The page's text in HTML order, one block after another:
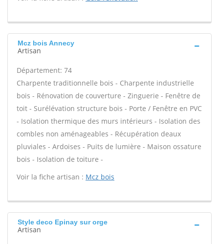
Mcz bois Annecy
Artisan
Département: 74
Charpente traditionnelle bois - Charpente industrielle
bois - Rénovation de couverture - Zinguerie - Fenêtre de
toit - Surélévation structure bois - Porte / Fenêtre en PVC
- Isolation thermique des murs intérieurs - Isolation des
combles non aménageables - Récupération deaux
pluviales - Ardoises - Puits de lumière - Maison ossature
bois - Isolation de toiture -
Voir la fiche artisan : Mcz bois
Style deco Epinay sur orge
Artisan